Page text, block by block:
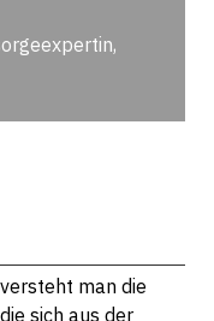
man die
sich aus der